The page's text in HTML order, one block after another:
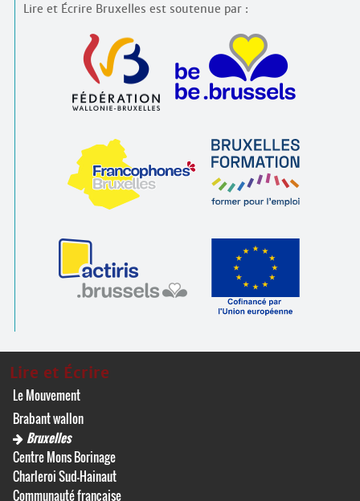
Lire et Écrire Bruxelles est soutenue par :
Lire et Écrire
Le Mouvement
Brabant wallon
Bruxelles
Centre Mons Borinage
Charleroi Sud-Hainaut
Communauté française